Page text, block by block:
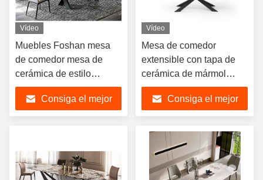
Vídeo
Muebles Foshan mesa
de comedor mesa de
cerámica de estilo
nórdico contemporáneo
patas de Metal de piedra
de mármol mesas de
Consiga el mejor
Vídeo
Mesa de comedor
extensible con tapa de
cerámica de mármol
moderno de estilo
italiano, mesa de
comedor extensible de
mármol Artificial
Consiga el mejor